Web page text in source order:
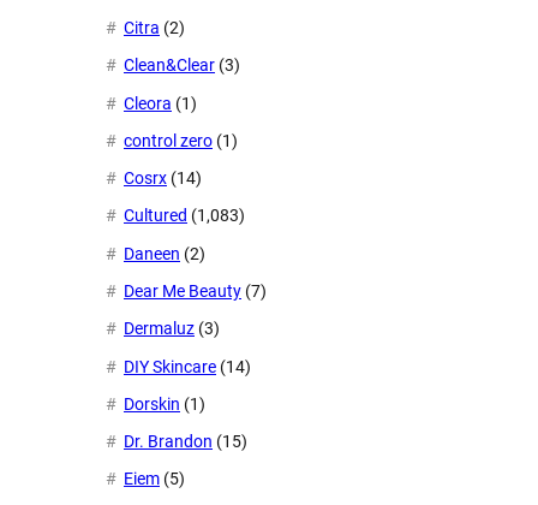
Citra (2)
Clean&Clear (3)
Cleora (1)
control zero (1)
Cosrx (14)
Cultured (1,083)
Daneen (2)
Dear Me Beauty (7)
Dermaluz (3)
DIY Skincare (14)
Dorskin (1)
Dr. Brandon (15)
Eiem (5)